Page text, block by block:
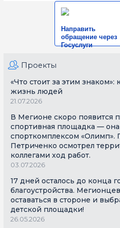
Направить
обращение через
Госуслуги
Проекты
«Что стоит за этим
жизнь людей
21.07.2026
В Мегионе скоро появится
спортивная площадка —
спорткомплексом «Олимп».
Петриченко осмотрел
коллегами ход работ.
03.07.2026
17 дней осталось до конца
благоустройства.
оставаться в стороне и
детской площадки!
26.05.2026